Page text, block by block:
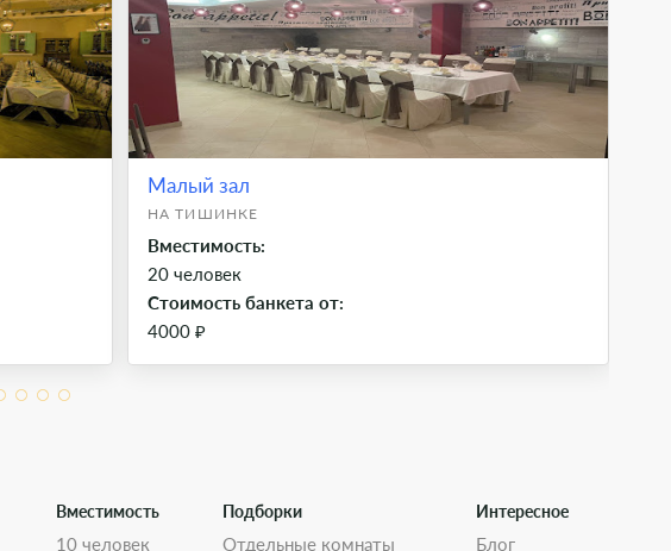
Малый зал
НА ТИШИНКЕ
Вместимость:
20 человек
Стоимость банкета от:
4000 ₽
Вместимость
10 человек
Подборки
Отдельные комнаты
Интересное
Блог